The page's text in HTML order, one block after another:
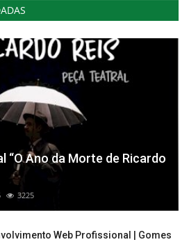
“O Ano da Morte de Ricardo
3225
Web Profissional | Gomes